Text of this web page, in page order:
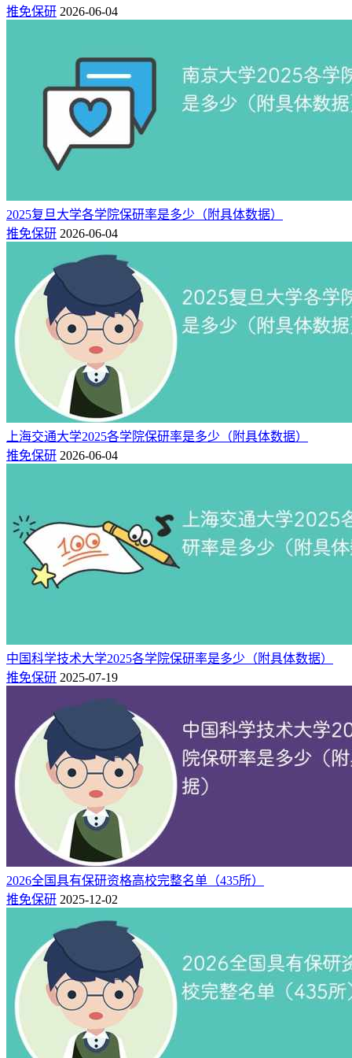
一般来说院校层次越高，保研名额越多，毕竟现在考研太卷，
2025复旦大学各学院保研率是多少（附具体数据）
全国985大学保研率排名一览表（2026最新）
中国大学保研率排名榜单（2026最新）
推免保研 2026-06-04
2025复旦大学各学院保研率是多少（附具体数据）
推免保研 2026-06-04
上海交通大学2025各学院保研率是多少（附具体数据）
推免保研 2026-06-04
中国科学技术大学2025各学院保研率是多少（附具体数据）
推免保研 2025-07-19
2026全国具有保研资格高校完整名单（435所）
推免保研 2025-12-02